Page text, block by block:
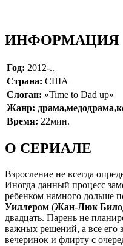
ИНФОРМАЦИЯ
Год: 2012-..
Страна: США
Слоган: «Time to Dad up»
Жанр:
Время: 22мин.
О СЕРИАЛЕ
Взросление не всегда
Иногда данный процесс
ребенком намного дольше
Уиллером (Жан-Люк
двадцать. Парень не
важных решений, а все его
вечеринок и флирту с